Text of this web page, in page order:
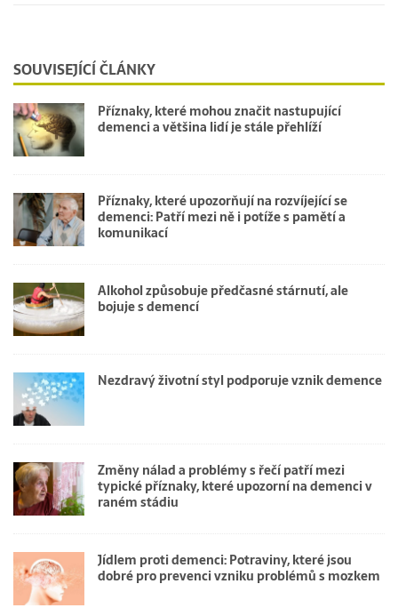
SOUVISEJÍCÍ ČLÁNKY
Příznaky, které mohou značit nastupující
demenci a většina lidí je stále přehlíží
Příznaky, které upozorňují na rozvíjející se
demenci: Patří mezi ně i potíže s pamětí a
komunikací
Alkohol způsobuje předčasné stárnutí, ale
bojuje s demencí
Nezdravý životní styl podporuje vznik demence
Změny nálad a problémy s řečí patří mezi
typické příznaky, které upozorní na demenci v
raném stádiu
Jídlem proti demenci: Potraviny, které jsou
dobré pro prevenci vzniku problémů s mozkem